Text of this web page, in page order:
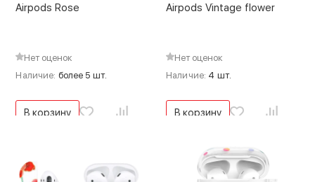
Airpods Rose
Нет оценок
Наличие: более 5 шт.
В корзину
Airpods Vintage flower
Нет оценок
Наличие: 4 шт.
В корзину